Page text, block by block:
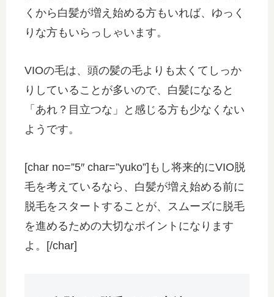
くから白髪が増え始める方もいれば、ゆっく
りな方もいらっしゃいます。
VIOの毛は、頭の髪の毛よりも太くてしっか
りしていることが多いので、白髪になると
「あれ？目立つな」と感じる方も少なくない
ようです。
[char no=”5″ char=”yuko”]もし将来的にVIO脱
毛を考えているなら、白髪が増え始める前に
脱毛をスタートすることが、スムーズに脱毛
を進めるための大切なポイントになります
よ。[/char]